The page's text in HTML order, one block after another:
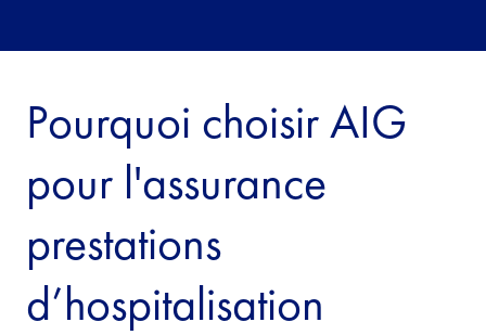
Pourquoi choisir AIG
pour l'assurance
prestations
d’hospitalisation